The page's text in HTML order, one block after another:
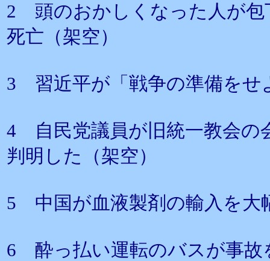
2 頭のおかしくなった人が包
死亡（架空）
3 習近平が「戦争の準備をせ
4 自民党議員が旧統一教会の
判明した（架空）
5 中国が血液製剤の輸入を大
6 酔っ払い運転のバスが事故